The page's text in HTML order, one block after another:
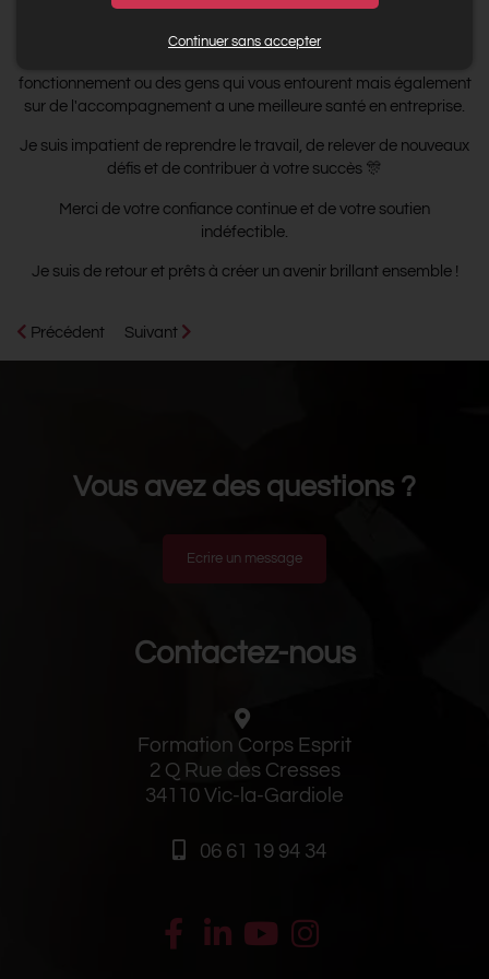
N'hésitez pas à me contacter pour discuter de vos projets, idées
ou besoins. Je suis à votre écoute pour vous offrir des solutions
fonctionnement ou des gens qui vous entourent mais également
sur de l'accompagnement a une meilleure santé en entreprise.
Je suis impatient de reprendre le travail, de relever de nouveaux
défis et de contribuer à votre succès 🎊
Merci de votre confiance continue et de votre soutien
indéfectible.
Je suis de retour et prêts à créer un avenir brillant ensemble !
Précédent Suivant
Vous avez des questions ?
Ecrire un message
Contactez-nous
Formation Corps Esprit
2 Q Rue des Cresses
34110 Vic-la-Gardiole
06 61 19 94 34
Continuer sans accepter